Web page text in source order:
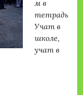
м в
тетрадь
Учат в
школе,
учат в